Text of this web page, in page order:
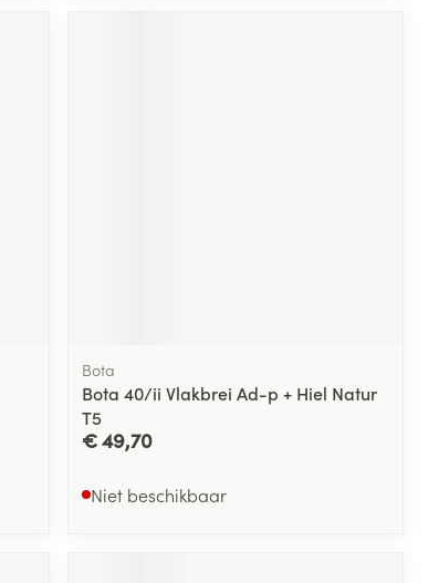
Bota
Bota 40/ii Vlakbrei Ad-p + Hiel Natur
T5
€ 49,70
Niet beschikbaar